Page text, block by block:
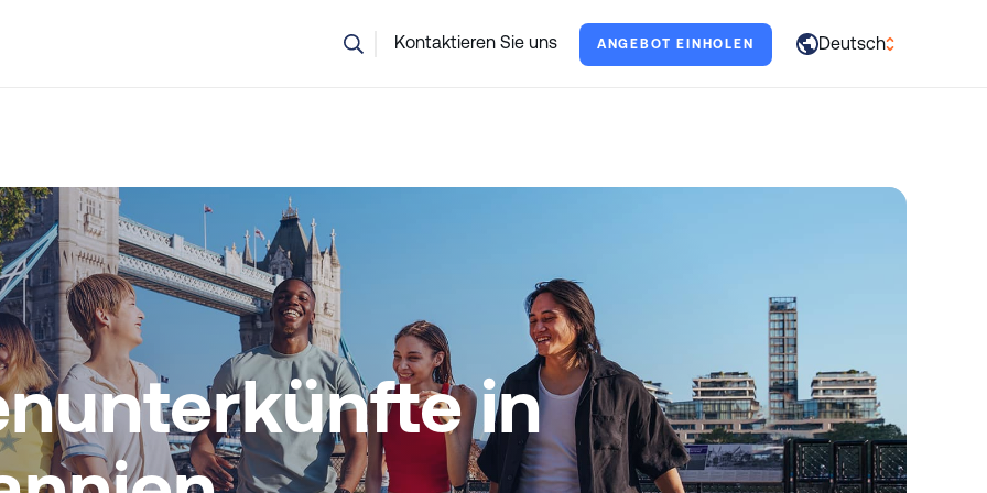
Kontaktieren Sie uns ANGEBOT EINHOLEN Deutsch
日本語
Русский
Español
in